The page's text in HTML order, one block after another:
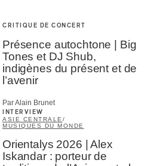
CRITIQUE DE CONCERT
Présence autochtone | Big
Tones et DJ Shub,
indigènes du présent et de
l’avenir
Par Alain Brunet
INTERVIEW
ASIE CENTRALE /
MUSIQUES DU MONDE
Orientalys 2026 | Alex
Iskandar : porteur de